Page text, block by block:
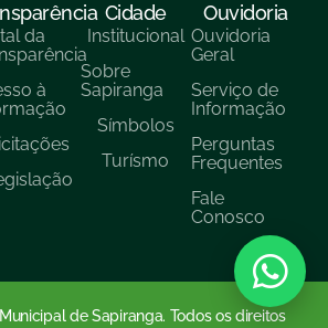
da
à
Cidade
Institucional
Sobre
Sapiranga
Símbolos
Turísmo
Ouvidoria
Ouvidoria
Geral
Serviço de
Informação
Perguntas
Frequentes
Fale
Conosco
de Sapiranga. Todos os direitos